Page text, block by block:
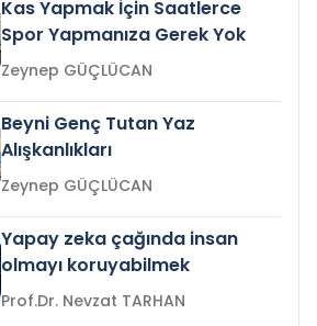
Kas Yapmak İçin Saatlerce
Spor Yapmanıza Gerek Yok
Zeynep GÜÇLÜCAN
Beyni Genç Tutan Yaz
Alışkanlıkları
Zeynep GÜÇLÜCAN
Yapay zeka çağında insan
olmayı koruyabilmek
Prof.Dr. Nevzat TARHAN